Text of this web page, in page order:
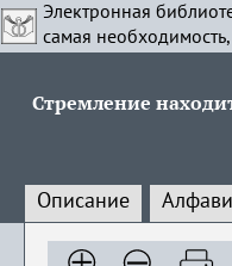
Электронная
самая
Стремление
Описание